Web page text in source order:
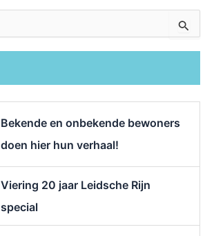
Bekende en onbekende bewoners
doen hier hun verhaal!
Viering 20 jaar Leidsche Rijn
special